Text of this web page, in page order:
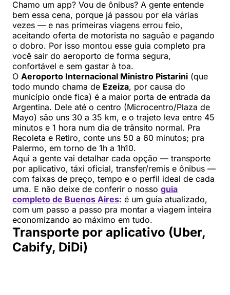
Chamo um app? Vou de ônibus? A gente entende
bem essa cena, porque já passou por ela várias
vezes — e nas primeiras viagens errou feio,
aceitando oferta de motorista no saguão e pagando
o dobro. Por isso montou esse guia completo pra
você sair do aeroporto de forma segura,
confortável e sem gastar à toa.
O Aeroporto Internacional Ministro Pistarini (que
todo mundo chama de Ezeiza, por causa do
município onde fica) é a maior porta de entrada da
Argentina. Dele até o centro (Microcentro/Plaza de
Mayo) são uns 30 a 35 km, e o trajeto leva entre 45
minutos e 1 hora num dia de trânsito normal. Pra
Recoleta e Retiro, conte uns 50 a 60 minutos; pra
Palermo, em torno de 1h a 1h10.
Aqui a gente vai detalhar cada opção — transporte
por aplicativo, táxi oficial, transfer/remis e ônibus —
com faixas de preço, tempo e o perfil ideal de cada
uma. E não deixe de conferir o nosso guia
completo de Buenos Aires: é um guia atualizado,
com um passo a passo pra montar a viagem inteira
economizando ao máximo em tudo.
Transporte por aplicativo (Uber,
Cabify, DiDi)